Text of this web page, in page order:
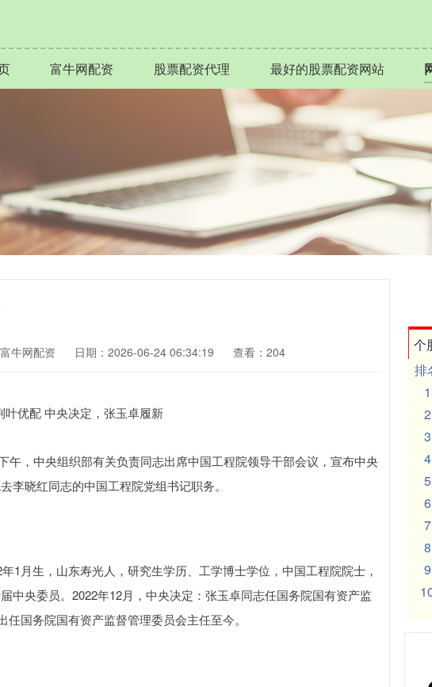
富牛网配资 股票配资代理 最好的股票配资网站
牛网配资 日期：2026-06-24 06:34:19 查看：204
，中央组织部有关负责同志出席中国工程院领导干部会议，宣布中央
李晓红同志的中国工程院党组书记职务。
月生，山东寿光人，研究生学历、工学博士学位，中国工程院院士，
中央委员。2022年12月，中央决定：张玉卓同志任国务院国有资产监
国务院国有资产监督管理委员会主任至今。
个
排
1
2
3
4
5
6
7
8
9